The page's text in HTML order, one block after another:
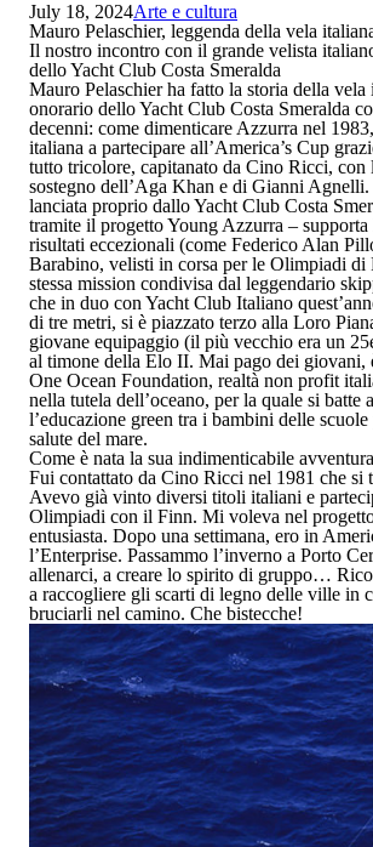
July 18, 2024Arte e cultura
Mauro Pelaschier, leggenda della vela
Il nostro incontro con il grande velista
dello Yacht Club Costa Smeralda
Mauro Pelaschier ha fatto la storia della vela
onorario delloYacht Club Costa Smeralda
decenni: come dimenticare Azzurra nel
italiana a partecipare all’America’s Cup
tutto tricolore, capitanato da Cino Ricci, con
sostegno dell’Aga Khan e di Gianni Agnelli
lanciata proprio dallo Yacht Club Costa
tramite il progetto Young Azzurra –
risultati eccezionali (come Federico Alan
Barabino, velisti in corsa per le Olimpiadi di
stessa mission condivisa dal leggendario
che in duo con Yacht Club Italiano
di tre metri, si è piazzato terzo alla Loro
giovane equipaggio (il più vecchio era un
al timone della Elo II. Mai pago dei giovani,
One Ocean Foundation, realtà non profit
nella tutela dell’oceano, per la quale si batte
l’educazione green tra i bambini delle
salute del mare.
Come è nata la sua indimenticabile
Fui contattato da Cino Ricci nel 1981 che si
Avevo già vinto diversi titoli italiani e
Olimpiadi con il Finn. Mi voleva nel
entusiasta. Dopo una settimana, ero in
l’Enterprise. Passammo l’inverno a Porto
allenarci, a creare lo spirito di gruppo…
a raccogliere gli scarti di legno delle ville in
bruciarli nel camino. Che bistecche!